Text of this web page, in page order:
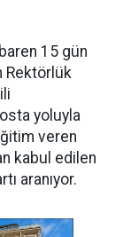
15 gün
Rektörlük
yoluyla
veren
kabul edilen
aranıyor.